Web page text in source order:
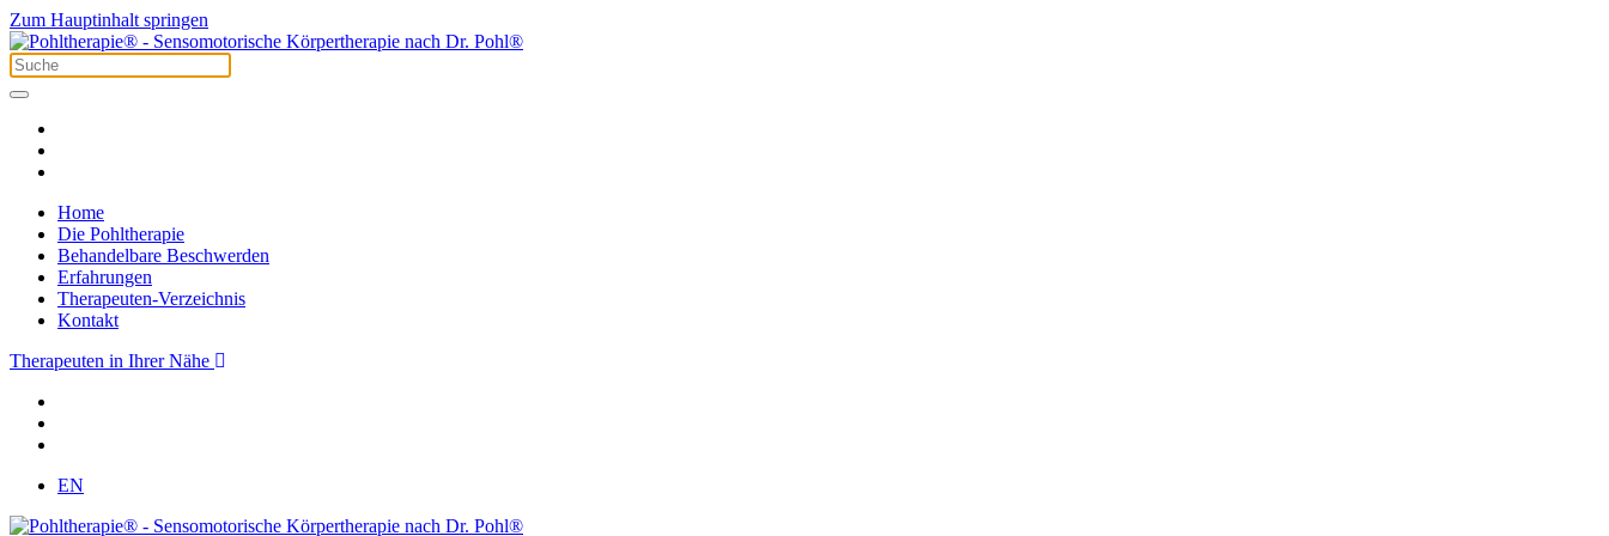
Zum Hauptinhalt springen
Home
Die Pohltherapie
Behandelbare Beschwerden
Erfahrungen
Therapeuten-Verzeichnis
Kontakt
Therapeuten in Ihrer Nähe
EN